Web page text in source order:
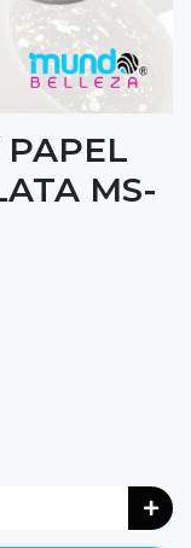
PAPEL
MS-